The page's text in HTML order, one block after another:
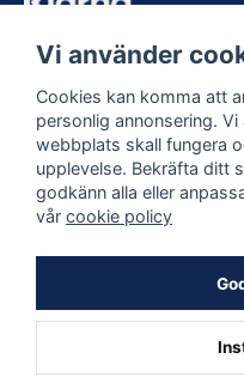
Följ oss
Vi använder
Cookies kan komma att
personlig annonsering.
webbplats skall fungera
upplevelse. Bekräfta ditt
godkänn alla eller
vår cookie policy